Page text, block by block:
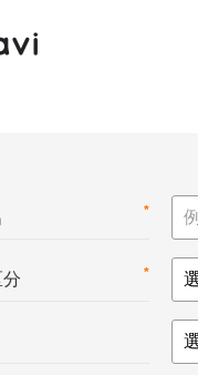
*
*